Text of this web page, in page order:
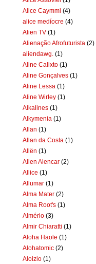
Alice Caymmi (4)
alice medíocre (4)
Alien TV (1)
Alienação Afrofuturista (2)
aliendawg. (1)
Aline Calixto (1)
Aline Gonçalves (1)
Aline Lessa (1)
Aline Wirley (1)
Alkalines (1)
Alkymenia (1)
Allan (1)
Allan da Costa (1)
Allën (1)
Allen Alencar (2)
Allice (1)
Allumar (1)
Alma Mater (2)
Alma Root's (1)
Almério (3)
Almir Chiaratti (1)
Aloha Haole (1)
Alohatomic (2)
Aloizio (1)